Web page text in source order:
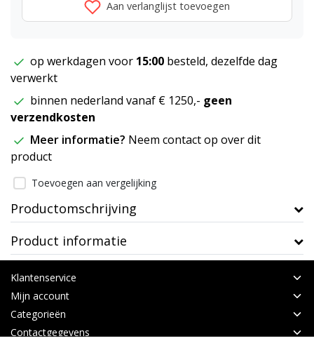
Aan verlanglijst toevoegen
op werkdagen voor 15:00 besteld, dezelfde dag
verwerkt
binnen nederland vanaf € 1250,- geen
verzendkosten
Meer informatie? Neem contact op over dit
product
Toevoegen aan vergelijking
Productomschrijving
Product informatie
Klantenservice
Mijn account
Categorieën
Contactgegevens